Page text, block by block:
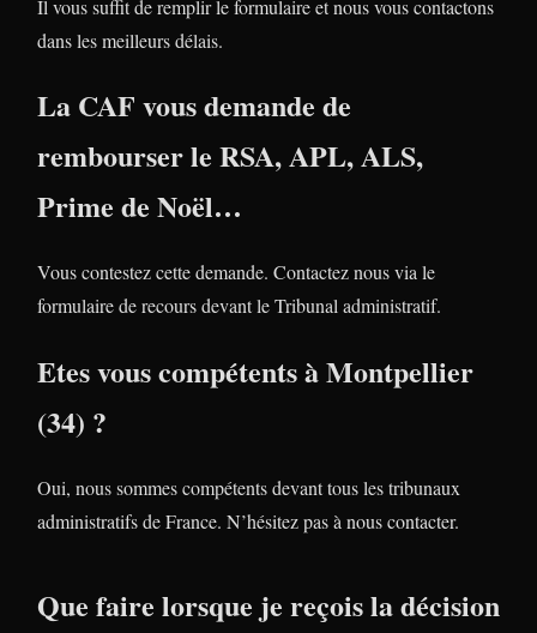
Il vous suffit de remplir le formulaire et nous vous contactons
dans les meilleurs délais.
La CAF vous demande de
rembourser le RSA, APL, ALS,
Prime de Noël…
Vous contestez cette demande. Contactez nous via le
formulaire de recours devant le Tribunal administratif.
Etes vous compétents à Montpellier
(34) ?
Oui, nous sommes compétents devant tous les tribunaux
administratifs de France. N’hésitez pas à nous contacter.
Que faire lorsque je reçois la décision